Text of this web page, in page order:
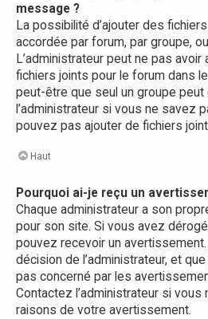
message ?
La possibilité d’ajouter des
accordée par forum, par groupe,
L’administrateur peut ne pas avoir
fichiers joints pour le forum dans
peut-être que seul un groupe peut
l’administrateur si vous ne savez
pouvez pas ajouter de fichiers
Haut
Pourquoi ai-je reçu un
Chaque administrateur a son
pour son site. Si vous avez
pouvez recevoir un
décision de l’administrateur, et
pas concerné par les
Contactez l’administrateur si
raisons de votre avertissement.